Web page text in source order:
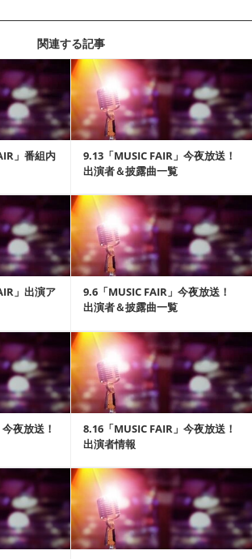
関連する記事
」番組内
9.13「MUSIC FAIR」今夜放送！
出演者＆披露曲一覧
記事を読む
」出演ア
9.6「MUSIC FAIR」今夜放送！
出演者＆披露曲一覧
記事を読む
夜放送！
8.16「MUSIC FAIR」今夜放送！
出演者情報
記事を読む
記事を読む